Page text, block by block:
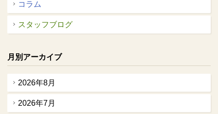
コラム
スタッフブログ
月別アーカイブ
2026年8月
2026年7月